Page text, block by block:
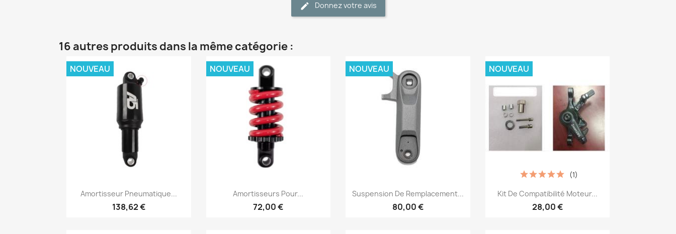
Donnez votre avis
16 autres produits dans la même catégorie :
Aperçu rapide
Amortisseur Pneumatique...
138,62 €
NOUVEAU
Aperçu rapide
Amortisseurs Pour...
72,00 €
NOUVEAU
Aperçu rapide
Suspension De Remplacement...
80,00 €
NOUVEAU
Aperçu rapide
Kit De Compatibilité Moteur...
28,00 €
(1)
NOUVEAU